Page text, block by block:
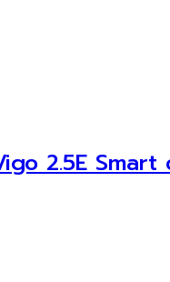
2.5E Smart